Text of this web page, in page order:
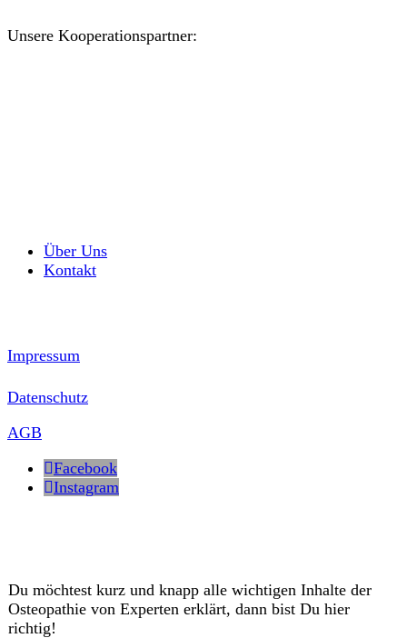
Unsere Kooperationspartner:
Über Uns
Kontakt
Impressum
Datenschutz
AGB
Facebook
Instagram
Du möchtest kurz und knapp alle wichtigen Inhalte der
Osteopathie von Experten erklärt, dann bist Du hier
richtig!